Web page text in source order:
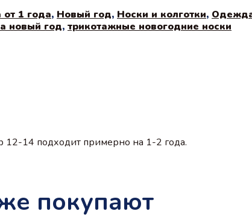
1 года, Новый год, Носки и колготки,
новый год, трикотажные новогодние носки
12-14 подходит примерно на 1-2 года.
покупают